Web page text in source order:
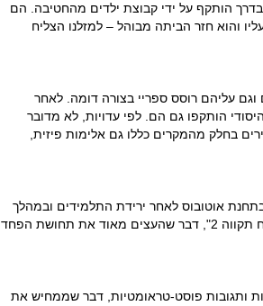
שלו ובדרך הותקף על ידי קבוצת ילדים מהחטיבה. הם
והוא חזר הביתה מבוהל – למזלנו הצליח
עליהם רוסס ספריי בצורה דומה. לאחר
הותקפו גם הם. לפי עדויות, לא מדובר
בחלק מהמקרים כללו גם אלימות פיזית,
אוטובוס לאחר ירידת התלמידים ובמהלך
האירועים נאמרו כלפיהם אמירות מאיימות כגון: "נעשה לכם פתח תקווה 2", דבר שהעצים מאוד את תחושת הפחד
ותגובות פוסט-טראומטיות, דבר שממחיש את